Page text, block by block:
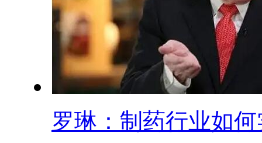
罗琳：制药行业如何